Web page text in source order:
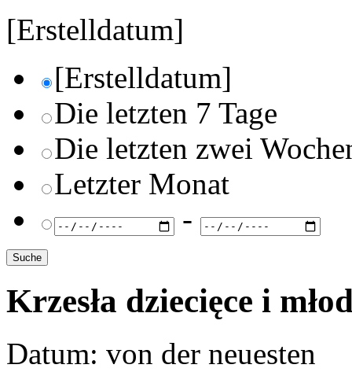
[Erstelldatum]
[Erstelldatum]
Die letzten 7 Tage
Die letzten zwei
Letzter Monat
-
Krzesła dziecięce i
Datum: von der neuesten